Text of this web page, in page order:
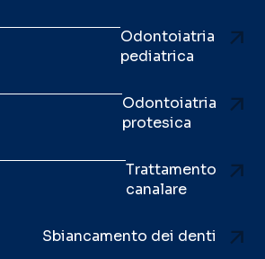
Odontoiatria
pediatrica
Odontoiatria
protesica
Trattamento
canalare
Sbiancamento dei denti